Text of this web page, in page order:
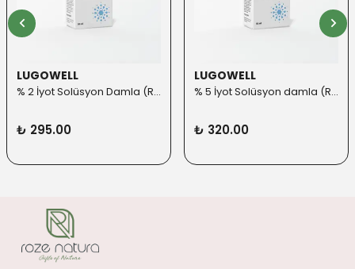
LUGOWELL
% 2 İyot Solüsyon Damla (Roll-on Başlık ilaveli)
₺ 295.00
LUGOWELL
% 5 İyot Solüsyon damla (Roll-on Başlık ilaveli)
₺ 320.00